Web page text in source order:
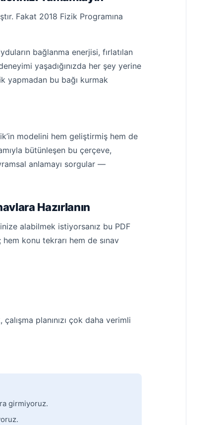
Fakat 2018 Fizik Programına
bağlanma enerjisi, fırlatılan
yaşadığınızda her şey yerine
yapmadan bu bağı kurmak
modelini hem geliştirmiş hem de
bütünleşen bu çerçeve,
anlamayı sorgular —
Hazırlanın
alabilmek istiyorsanız bu PDF
konu tekrarı hem de sınav
planınızı çok daha verimli
girmiyoruz.